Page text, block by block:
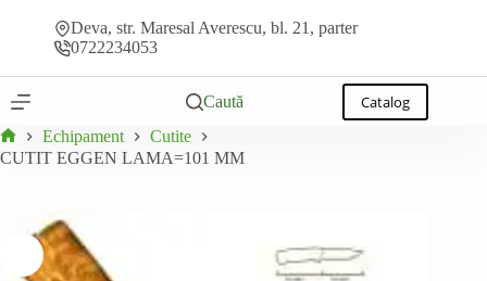
În stoc
Deva, str. Maresal Averescu, bl. 21, parter
0722234053
Caută Catalog
Prima
Echipament
Cutite
CUTIT EGGEN LAMA=101 MM